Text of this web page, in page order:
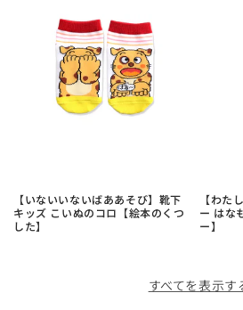
【いないいないばああそび】靴下
キッズ こいぬのコロ【絵本のくつ
した】
【わた
ー はな
ー】
すべてを表示す